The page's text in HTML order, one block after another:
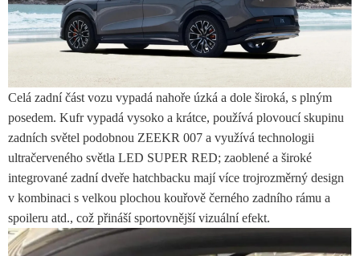
Celá zadní část vozu vypadá nahoře úzká a dole široká, s plným
posedem. Kufr vypadá vysoko a krátce, používá plovoucí skupinu
zadních světel podobnou ZEEKR 007 a využívá technologii
ultračerveného světla LED SUPER RED; zaoblené a široké
integrované zadní dveře hatchbacku mají více trojrozměrný design
v kombinaci s velkou plochou kouřově černého zadního rámu a
spoileru atd., což přináší sportovnější vizuální efekt.